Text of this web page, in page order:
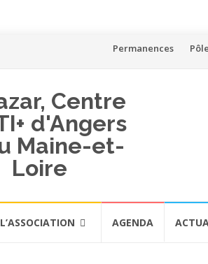
Aller
contenu
Permanences
L’ASSOCIATION AGENDA